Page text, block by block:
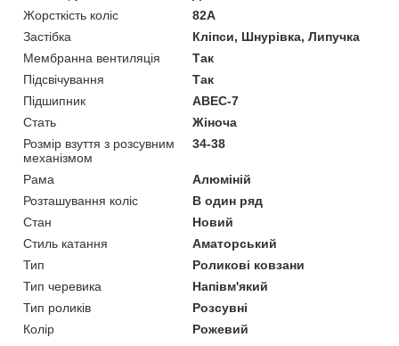
Жорсткість коліс
82А
Застібка
Кліпси, Шнурівка, Липучка
Мембранна вентиляція
Так
Підсвічування
Так
Підшипник
ABEC-7
Стать
Жіноча
Розмір взуття з розсувним
механізмом
34-38
Рама
Алюміній
Розташування коліс
В один ряд
Стан
Новий
Стиль катання
Аматорський
Тип
Роликові ковзани
Тип черевика
Напівм'який
Тип роликів
Розсувні
Колір
Рожевий